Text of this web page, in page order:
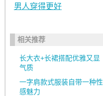
男人穿得更好
相关推荐
长大衣+长裙搭配优雅又显
气质
一字肩款式服装自带一种性
感魅力